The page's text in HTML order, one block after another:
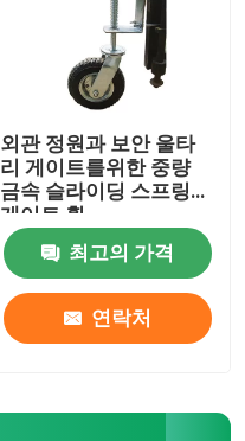
외관 정원과 보안 울타
리 게이트를위한 중량
금속 슬라이딩 스프링
게이트 휠
최고의 가격
연락처